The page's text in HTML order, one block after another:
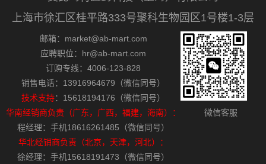
上海市徐汇区桂平路333号聚科生物园区1号楼1-3层
邮箱：market@ab-mart.com
应聘职位：hr@ab-mart.com
订购专线：4006-123-828
销售电话：13916964679（微信同号）
技术支持：15618194176（微信同号）
华南经销商负责（广东，广西，福建，海南）：
程经理：手机18616261485（微信同号）
华北经销商负责（北京，天津，河北）：
徐经理：手机15618191473（微信同号）
微信客服